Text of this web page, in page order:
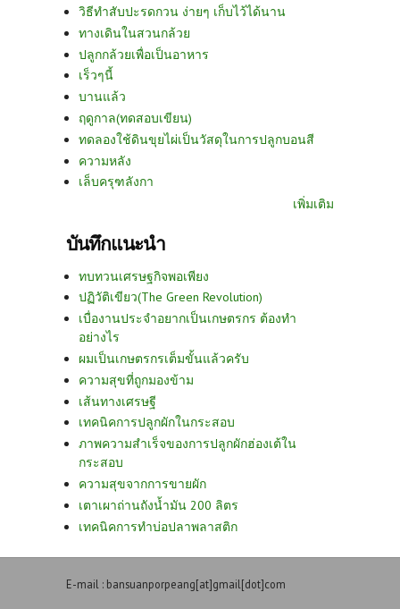
วิธีทำสับปะรดกวน ง่ายๆ เก็บไว้ได้นาน
ทางเดินในสวนกล้วย
ปลูกกล้วยเพื่อเป็นอาหาร
เร็วๆนี้
บานแล้ว
ฤดูกาล(ทดสอบเขียน)
ทดลองใช้ดินขุยไผ่เป็นวัสดุในการปลูกบอนสี
ความหลัง
เล็บครุฑลังกา
เพิ่มเติม
บันทึกแนะนำ
ทบทวนเศรษฐกิจพอเพียง
ปฏิวัติเขียว(The Green Revolution)
เบื่องานประจำอยากเป็นเกษตรกร ต้องทำ
อย่างไร
ผมเป็นเกษตรกรเต็มขั้นแล้วครับ
ความสุขที่ถูกมองข้าม
เส้นทางเศรษฐี
เทคนิคการปลูกผักในกระสอบ
ภาพความสำเร็จของการปลูกผักฮ่องเต้ใน
กระสอบ
ความสุขจากการขายผัก
เตาเผาถ่านถังน้ำมัน 200 ลิตร
เทคนิคการทำบ่อปลาพลาสติก
E-mail : bansuanporpeang[at]gmail[dot]com